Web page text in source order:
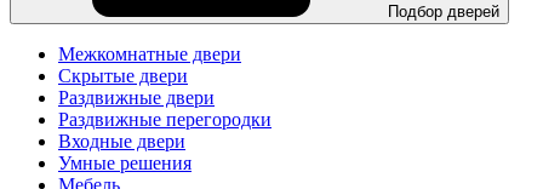
Подбор дверей
Межкомнатные двери
Скрытые двери
Раздвижные двери
Раздвижные перегородки
Входные двери
Умные решения
Мебель